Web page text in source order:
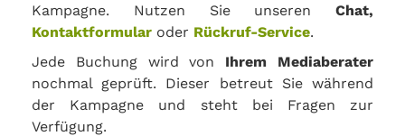
Kampagne. Nutzen Sie unseren Chat,
Kontaktformular oder Rückruf-Service.
Jede Buchung wird von Ihrem Mediaberater
nochmal geprüft. Dieser betreut Sie während
der Kampagne und steht bei Fragen zur
Verfügung.